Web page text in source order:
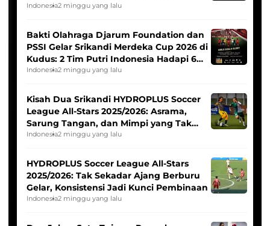
Indonesia2 minggu yang lalu
Bakti Olahraga Djarum Foundation dan
PSSI Gelar Srikandi Merdeka Cup 2026 di
Kudus: 2 Tim Putri Indonesia Hadapi 6
Tim Asia
Indonesia2 minggu yang lalu
Kisah Dua Srikandi HYDROPLUS Soccer
League All-Stars 2025/2026: Asrama,
Sarung Tangan, dan Mimpi yang Tak
Pernah Padam
Indonesia2 minggu yang lalu
HYDROPLUS Soccer League All-Stars
2025/2026: Tak Sekadar Ajang Berburu
Gelar, Konsistensi Jadi Kunci Pembinaan
Indonesia2 minggu yang lalu